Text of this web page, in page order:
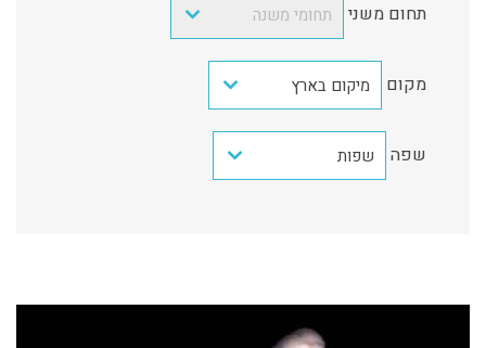
תחום משני תחומי משנה
מקום מיקום בארץ
שפה שפות